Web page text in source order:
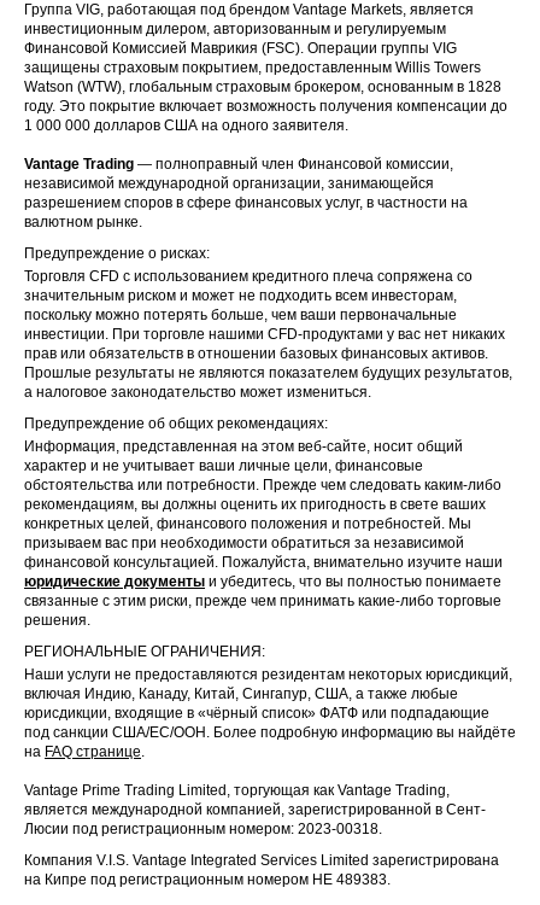
Группа VIG, работающая под брендом Vantage Markets, является
инвестиционным дилером, авторизованным и регулируемым
Финансовой Комиссией Маврикия (FSC). Операции группы VIG
защищены страховым покрытием, предоставленным Willis Towers
Watson (WTW), глобальным страховым брокером, основанным в 1828
году. Это покрытие включает возможность получения компенсации до
1 000 000 долларов США на одного заявителя.
Vantage Trading — полноправный член Финансовой комиссии,
независимой международной организации, занимающейся
разрешением споров в сфере финансовых услуг, в частности на
валютном рынке.
Предупреждение о рисках:
Торговля CFD с использованием кредитного плеча сопряжена со
значительным риском и может не подходить всем инвесторам,
поскольку можно потерять больше, чем ваши первоначальные
инвестиции. При торговле нашими CFD-продуктами у вас нет никаких
прав или обязательств в отношении базовых финансовых активов.
Прошлые результаты не являются показателем будущих результатов,
а налоговое законодательство может измениться.
Предупреждение об общих рекомендациях:
Информация, представленная на этом веб-сайте, носит общий
характер и не учитывает ваши личные цели, финансовые
обстоятельства или потребности. Прежде чем следовать каким-либо
рекомендациям, вы должны оценить их пригодность в свете ваших
конкретных целей, финансового положения и потребностей. Мы
призываем вас при необходимости обратиться за независимой
финансовой консультацией. Пожалуйста, внимательно изучите наши
юридические документы и убедитесь, что вы полностью понимаете
связанные с этим риски, прежде чем принимать какие-либо торговые
решения.
РЕГИОНАЛЬНЫЕ ОГРАНИЧЕНИЯ:
Наши услуги не предоставляются резидентам некоторых юрисдикций,
включая Индию, Канаду, Китай, Сингапур, США, а также любые
юрисдикции, входящие в «чёрный список» ФАТФ или подпадающие
под санкции США/ЕС/ООН. Более подробную информацию вы найдёте
на FAQ странице.
Vantage Prime Trading Limited, торгующая как Vantage Trading,
является международной компанией, зарегистрированной в Сент-
Люсии под регистрационным номером: 2023-00318.
Компания V.I.S. Vantage Integrated Services Limited зарегистрирована
на Кипре под регистрационным номером HE 489383.